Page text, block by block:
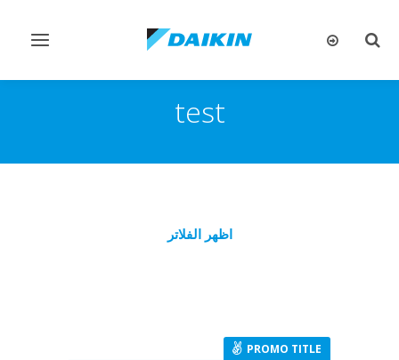
تبديل
تبديل
test
اظهر الفلاتر
PROMO TITLE